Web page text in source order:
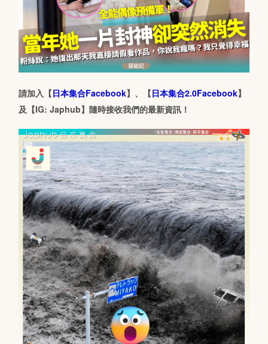
請加入【日本集合Facebook】、【日本集合2.0Facebook】
及【IG: Japhub】隨時接收我們的最新資訊！